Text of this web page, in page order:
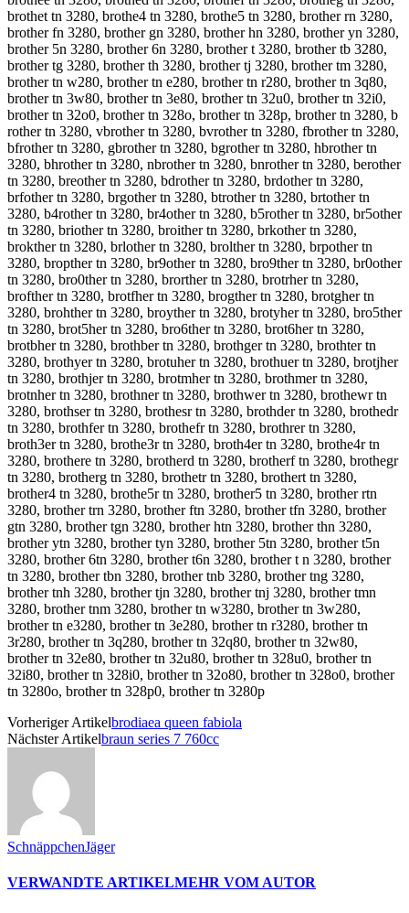
brothet tn 3280, brothe4 tn 3280, brothe5 tn 3280, brother rn 3280,
brother fn 3280, brother gn 3280, brother hn 3280, brother yn 3280,
brother 5n 3280, brother 6n 3280, brother t 3280, brother tb 3280,
brother tg 3280, brother th 3280, brother tj 3280, brother tm 3280,
brother tn w280, brother tn e280, brother tn r280, brother tn 3q80,
brother tn 3w80, brother tn 3e80, brother tn 32u0, brother tn 32i0,
brother tn 32o0, brother tn 328o, brother tn 328p, brother tn 3280, b
rother tn 3280, vbrother tn 3280, bvrother tn 3280, fbrother tn 3280,
bfrother tn 3280, gbrother tn 3280, bgrother tn 3280, hbrother tn
3280, bhrother tn 3280, nbrother tn 3280, bnrother tn 3280, berother
tn 3280, breother tn 3280, bdrother tn 3280, brdother tn 3280,
brfother tn 3280, brgother tn 3280, btrother tn 3280, brtother tn
3280, b4rother tn 3280, br4other tn 3280, b5rother tn 3280, br5other
tn 3280, briother tn 3280, broither tn 3280, brkother tn 3280,
brokther tn 3280, brlother tn 3280, brolther tn 3280, brpother tn
3280, bropther tn 3280, br9other tn 3280, bro9ther tn 3280, br0other
tn 3280, bro0ther tn 3280, brorther tn 3280, brotrher tn 3280,
brofther tn 3280, brotfher tn 3280, brogther tn 3280, brotgher tn
3280, brohther tn 3280, broyther tn 3280, brotyher tn 3280, bro5ther
tn 3280, brot5her tn 3280, bro6ther tn 3280, brot6her tn 3280,
brotbher tn 3280, brothber tn 3280, brothger tn 3280, brothter tn
3280, brothyer tn 3280, brotuher tn 3280, brothuer tn 3280, brotjher
tn 3280, brothjer tn 3280, brotmher tn 3280, brothmer tn 3280,
brotnher tn 3280, brothner tn 3280, brothwer tn 3280, brothewr tn
3280, brothser tn 3280, brothesr tn 3280, brothder tn 3280, brothedr
tn 3280, brothfer tn 3280, brothefr tn 3280, brothrer tn 3280,
broth3er tn 3280, brothe3r tn 3280, broth4er tn 3280, brothe4r tn
3280, brothere tn 3280, brotherd tn 3280, brotherf tn 3280, brothegr
tn 3280, brotherg tn 3280, brothetr tn 3280, brothert tn 3280,
brother4 tn 3280, brothe5r tn 3280, brother5 tn 3280, brother rtn
3280, brother trn 3280, brother ftn 3280, brother tfn 3280, brother
gtn 3280, brother tgn 3280, brother htn 3280, brother thn 3280,
brother ytn 3280, brother tyn 3280, brother 5tn 3280, brother t5n
3280, brother 6tn 3280, brother t6n 3280, brother t n 3280, brother
tn 3280, brother tbn 3280, brother tnb 3280, brother tng 3280,
brother tnh 3280, brother tjn 3280, brother tnj 3280, brother tmn
3280, brother tnm 3280, brother tn w3280, brother tn 3w280,
brother tn e3280, brother tn 3e280, brother tn r3280, brother tn
3r280, brother tn 3q280, brother tn 32q80, brother tn 32w80,
brother tn 32e80, brother tn 32u80, brother tn 328u0, brother tn
32i80, brother tn 328i0, brother tn 32o80, brother tn 328o0, brother
tn 3280o, brother tn 328p0, brother tn 3280p
Vorheriger Artikelbrodiaea queen fabiola
Nächster Artikelbraun series 7 760cc
SchnäppchenJäger
VERWANDTE ARTIKELMEHR VOM AUTOR